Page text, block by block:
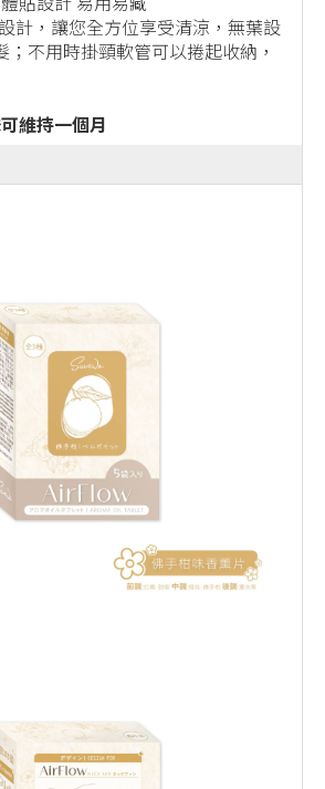
計，讓您全方位享受清涼，無葉設
；不用時掛頸軟管可以捲起收納，
維持一個月